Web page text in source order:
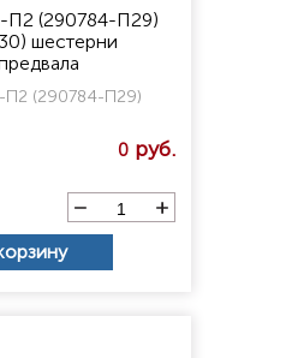
П2 (290784-П29)
шестерни
П2 (290784-П29)
0